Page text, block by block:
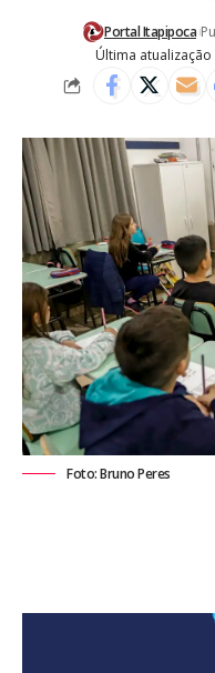
Última
Portal Itapipoca
Foto: Bruno Peres